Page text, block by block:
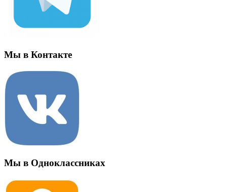
Мы в Контакте
Мы в Одноклассниках